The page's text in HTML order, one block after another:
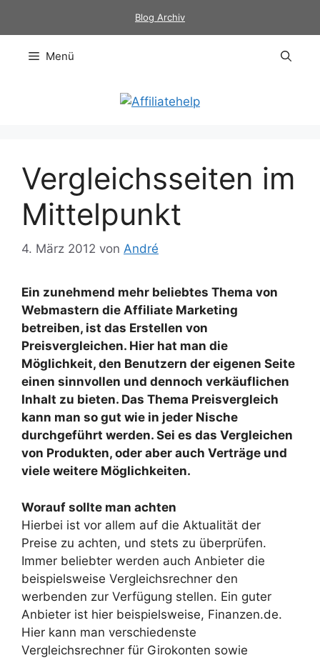
Blog Archiv
Menü
Vergleichsseiten im
Mittelpunkt
4. März 2012 von André
Ein zunehmend mehr beliebtes Thema von
Webmastern die Affiliate Marketing
betreiben, ist das Erstellen von
Preisvergleichen. Hier hat man die
Möglichkeit, den Benutzern der eigenen Seite
einen sinnvollen und dennoch verkäuflichen
Inhalt zu bieten. Das Thema Preisvergleich
kann man so gut wie in jeder Nische
durchgeführt werden. Sei es das Vergleichen
von Produkten, oder aber auch Verträge und
viele weitere Möglichkeiten.
Worauf sollte man achten
Hierbei ist vor allem auf die Aktualität der
Preise zu achten, und stets zu überprüfen.
Immer beliebter werden auch Anbieter die
beispielsweise Vergleichsrechner den
werbenden zur Verfügung stellen. Ein guter
Anbieter ist hier beispielsweise, Finanzen.de.
Hier kann man verschiedenste
Vergleichsrechner für Girokonten sowie